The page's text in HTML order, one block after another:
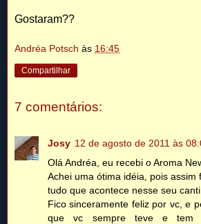
Gostaram??
Andréa Potsch às 16:45
Compartilhar
7 comentários:
Josy 12 de agosto de 2011 às
Olá Andréa, eu recebi o Aroma
Achei uma ótima idéia, pois assim
tudo que acontece nesse seu
Fico sinceramente feliz por vc, e
que vc sempre teve e tem